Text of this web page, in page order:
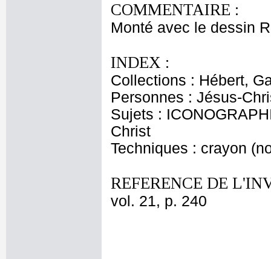
COMMENTAIRE :
Monté avec le dessin
INDEX :
Collections : Hébert,
Personnes : Jésus-
Sujets :
Christ
Techniques : crayon
REFERENCE DE
vol. 21, p. 240